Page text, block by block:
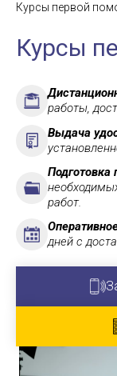
Курсы первой
Курсы
работы,
Выдача
Подготовка
работ.
дней с